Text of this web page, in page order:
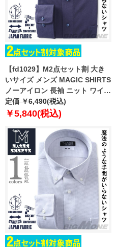
【fd1029】M2点セット割 大き
いサイズ メンズ MAGIC SHIRTS
ノーアイロン 長袖 ニット ワイシ
ャツ ボタンダウン 吸水速乾 スト
レッチ 日本製生地使用 ewma99-
定価 ￥6,490(税込)
￥5,840(税込)